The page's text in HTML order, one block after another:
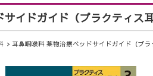
イドガイド（プラクティス
耳鼻咽喉科 薬物治療ベッドサイドガイド（プラ